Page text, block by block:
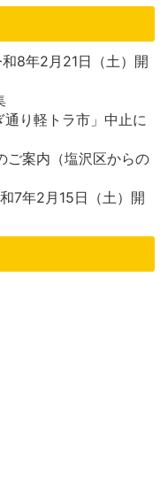
8年2月21日（土）開
り軽トラ市」中止に
案内（塩沢区からの
7年2月15日（土）開